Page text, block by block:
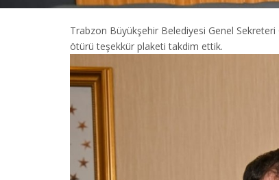
Trabzon Büyükşehir Belediyesi Genel
ötürü teşekkür plaketi takdim ettik.